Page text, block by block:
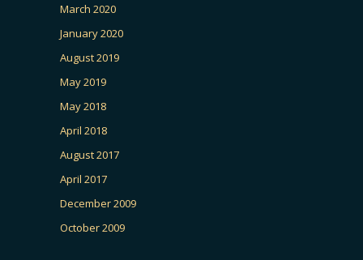
March 2020
January 2020
August 2019
May 2019
May 2018
April 2018
August 2017
April 2017
December 2009
October 2009